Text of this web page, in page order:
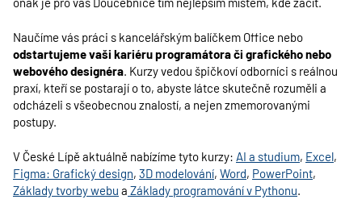
Naučíme vás práci s kancelářským balíčkem Office nebo
odstartujeme vaši kariéru programátora či grafického nebo
webového designéra. Kurzy vedou špičkoví odborníci s reálnou
praxí, kteří se postarají o to, abyste látce skutečně rozuměli a
odcházeli s všeobecnou znalostí, a nejen zmemorovanými
postupy.
V České Lípě aktuálně nabízíme tyto kurzy: AI a studium, Excel,
Figma: Grafický design, 3D modelování, Word, PowerPoint,
Základy tvorby webu a Základy programování v Pythonu.